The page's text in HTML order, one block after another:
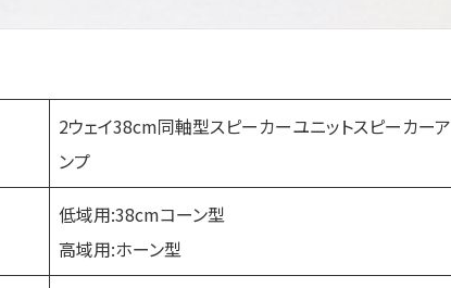
2ウェイ38cm同軸型スピーカーユニットスピーカーア
ンプ
低域用:38cmコーン型
高域用:ホーン型